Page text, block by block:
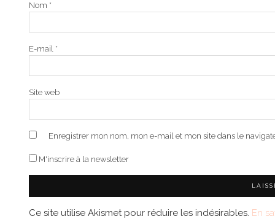
Nom *
E-mail *
Site web
Enregistrer mon nom, mon e-mail et mon site dans le
M'inscrire à la newsletter
Ce site utilise Akismet pour réduire les indésirables. En